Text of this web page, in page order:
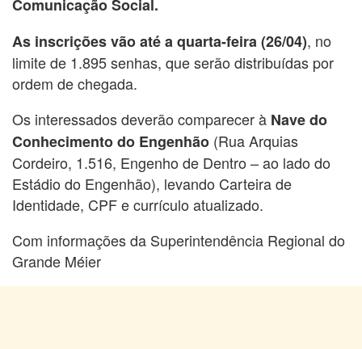
Comunicação Social.
As inscrições vão até a quarta-feira (26/04), no
limite de 1.895 senhas, que serão distribuídas por
ordem de chegada.
Os interessados deverão comparecer à Nave do
Conhecimento do Engenhão (Rua Arquias
Cordeiro, 1.516, Engenho de Dentro – ao lado do
Estádio do Engenhão), levando Carteira de
Identidade, CPF e currículo atualizado.
Com informações da Superintendência Regional do
Grande Méier